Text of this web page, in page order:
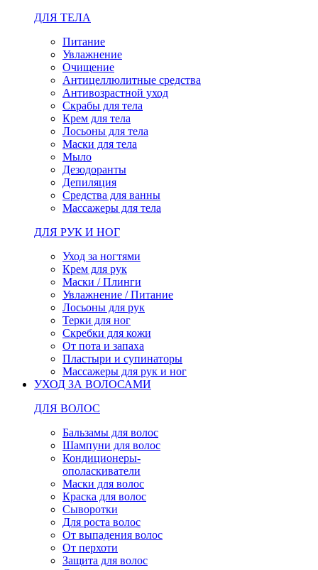
ДЛЯ ТЕЛА
Питание
Увлажнение
Очищение
Антицеллюлитные средства
Антивозрастной уход
Скрабы для тела
Крем для тела
Лосьоны для тела
Маски для тела
Мыло
Дезодоранты
Депиляция
Средства для ванны
Массажеры для тела
ДЛЯ РУК И НОГ
Уход за ногтями
Крем для рук
Маски / Плинги
Увлажнение / Питание
Лосьоны для рук
Терки для ног
Скребки для кожи
От пота и запаха
Пластыри и супинаторы
Массажеры для рук и ног
УХОД ЗА ВОЛОСАМИ
ДЛЯ ВОЛОС
Бальзамы для волос
Шампуни для волос
Кондиционеры-
ополаскиватели
Маски для волос
Краска для волос
Сыворотки
Для роста волос
От выпадения волос
От перхоти
Защита для волос